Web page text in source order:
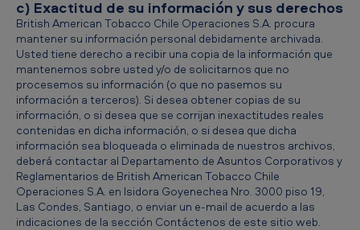
c) Exactitud de su información y sus derechos
British American Tobacco Chile Operaciones S.A. procura
mantener su información personal debidamente archivada.
Usted tiene derecho a recibir una copia de la información que
mantenemos sobre usted y/o de solicitarnos que no
procesemos su información (o que no pasemos su
información a terceros). Si desea obtener copias de su
información, o si desea que se corrijan inexactitudes reales
contenidas en dicha información, o si desea que dicha
información sea bloqueada o eliminada de nuestros archivos,
deberá contactar al Departamento de Asuntos Corporativos y
Reglamentarios de British American Tobacco Chile
Operaciones S.A. en Isidora Goyenechea Nro. 3000 piso 19,
Las Condes, Santiago, o enviar un e-mail de acuerdo a las
indicaciones de la sección Contáctenos de este sitio web.